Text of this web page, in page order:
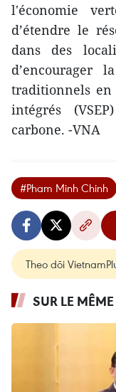
l'économie
d’étendre le
dans des
d’encourager
traditionnels en
intégrés
carbone. -VNA
#Pham Minh Chinh
Theo dõi
SUR LE